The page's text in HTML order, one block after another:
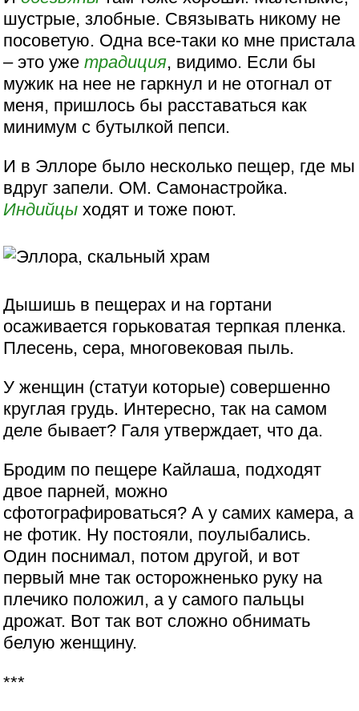
шустрые, злобные. Связывать никому не
посоветую. Одна все-таки ко мне пристала
– это ужетрадиция, видимо. Если бы
мужик на нее не гаркнул и не отогнал от
меня, пришлось бы расставаться как
минимум с бутылкой пепси.
И в Эллоре было несколько пещер, где мы
вдруг запели. ОМ. Самонастройка.
Индийцы ходят и тоже поют.
Дышишь в пещерах и на гортани
осаживается горьковатая терпкая пленка.
Плесень, сера, многовековая пыль.
У женщин (статуи которые) совершенно
круглая грудь. Интересно, так на самом
деле бывает? Галя утверждает, что да.
Бродим по пещере Кайлаша, подходят
двое парней, можно
сфотографироваться? А у самих камера, а
не фотик. Ну постояли, поулыбались.
Один поснимал, потом другой, и вот
первый мне так осторожненько руку на
плечико положил, а у самого пальцы
дрожат. Вот так вот сложно обнимать
белую женщину.
***